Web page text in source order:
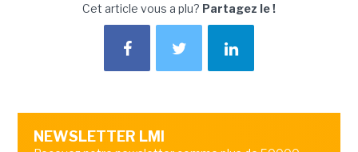
Cet article vous a plu? Partagez le !
NEWSLETTER LMI